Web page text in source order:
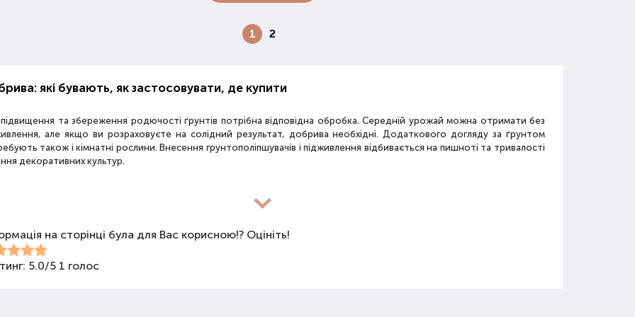
1 2
які бувають, як застосовувати, де купити
та збереження родючості ґрунтів потрібна відповідна обробка. Середній урожай можна отримати без
але якщо ви розраховуєте на солідний результат, добрива необхідні. Додаткового догляду за ґрунтом
також і кімнатні рослини. Внесення грунтополіпшувачів і підживлення відбивається на пишноті та тривалості
декоративних культур.
засобів для покращення властивостей ґрунту
поживних якостей ґрунту використовуються різні види засобів: мінеральні добрива, органічні суміші,
змішаного типу, стимулятори росту та бактеріологічні препарати.
не можна використовувати бездумно, треба знати, що й для чого застосовується.
на сторінці була для Вас корисною!? Оцініть!
5.0/5 1 голос